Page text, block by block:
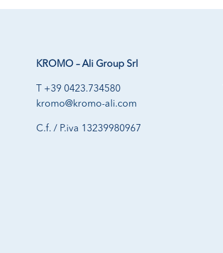
KROMO – Ali Group Srl
T +39 0423.734580
kromo@kromo-ali.com
C.f. / P.iva 13239980967